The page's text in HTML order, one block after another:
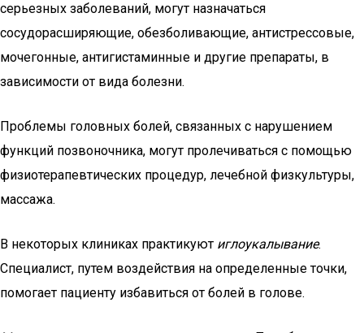
серьезных заболеваний, могут назначаться
сосудорасширяющие, обезболивающие, антистрессовые,
мочегонные, антигистаминные и другие препараты, в
зависимости от вида болезни.
Проблемы головных болей, связанных с нарушением
функций позвоночника, могут пролечиваться с помощью
физиотерапевтических процедур, лечебной физкультуры,
массажа.
В некоторых клиниках практикуют иглоукалывание.
Специалист, путем воздействия на определенные точки,
помогает пациенту избавиться от болей в голове.